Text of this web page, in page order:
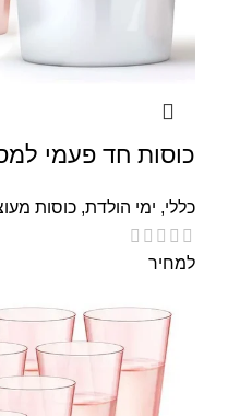
כוסות חד פעמי
כללי, ימי הולדת, כוסות
למחיר